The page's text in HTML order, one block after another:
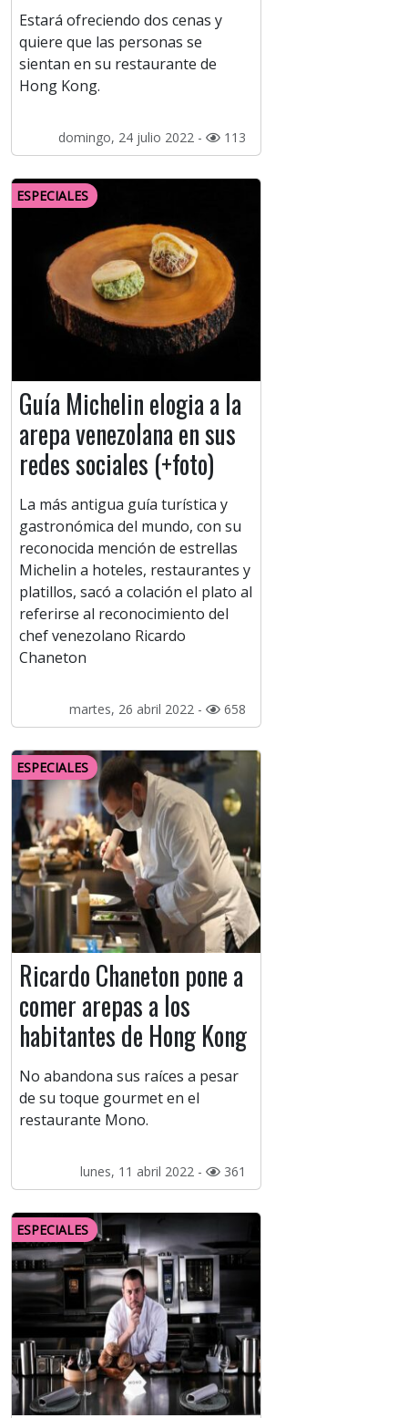
Estará ofreciendo dos cenas y
quiere que las personas se
sientan en su restaurante de
Hong Kong.
domingo, 24 julio 2022 - 113
ESPECIALES
Guía Michelin elogia a la
arepa venezolana en sus
redes sociales (+foto)
La más antigua guía turística y
gastronómica del mundo, con su
reconocida mención de estrellas
Michelin a hoteles, restaurantes y
platillos, sacó a colación el plato al
referirse al reconocimiento del
chef venezolano Ricardo
Chaneton
martes, 26 abril 2022 - 658
ESPECIALES
Ricardo Chaneton pone a
comer arepas a los
habitantes de Hong Kong
No abandona sus raíces a pesar
de su toque gourmet en el
restaurante Mono.
lunes, 11 abril 2022 - 361
ESPECIALES